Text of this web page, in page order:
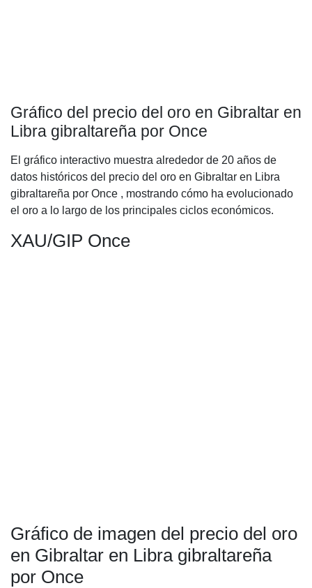
Gráfico del precio del oro en Gibraltar en
Libra gibraltareña por Once
El gráfico interactivo muestra alrededor de 20 años de
datos históricos del precio del oro en Gibraltar en Libra
gibraltareña por Once , mostrando cómo ha evolucionado
el oro a lo largo de los principales ciclos económicos.
XAU/GIP Once
Gráfico de imagen del precio del oro
en Gibraltar en Libra gibraltareña
por Once